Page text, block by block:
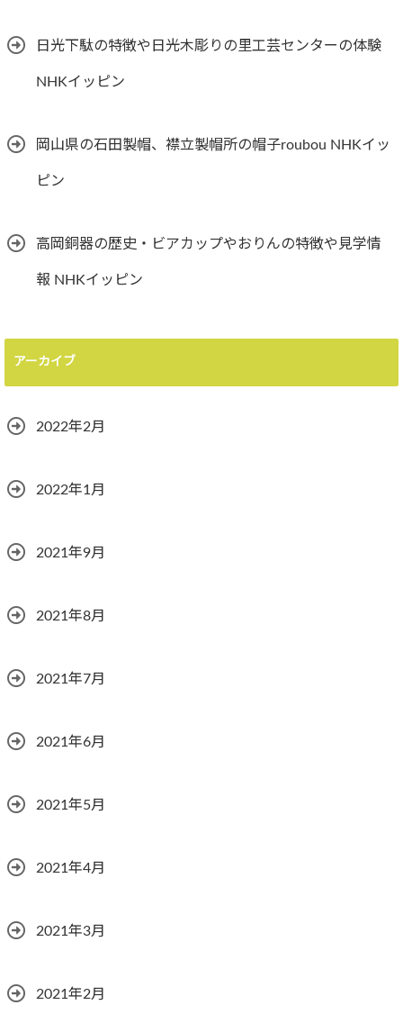
日光下駄の特徴や日光木彫りの里工芸センターの体験
NHKイッピン
岡山県の石田製帽、襟立製帽所の帽子roubou NHKイッ
ピン
高岡銅器の歴史・ビアカップやおりんの特徴や見学情
報 NHKイッピン
アーカイブ
2022年2月
2022年1月
2021年9月
2021年8月
2021年7月
2021年6月
2021年5月
2021年4月
2021年3月
2021年2月